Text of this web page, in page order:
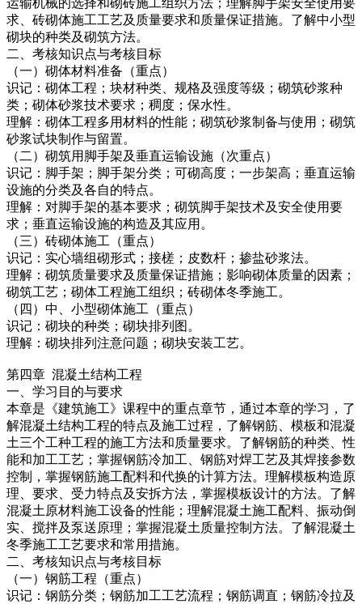
求、砖砌体施工工艺及质量要求和质量保证措施。了解中小型
砌块的种类及砌筑方法。
二、考核知识点与考核目标
（一）砌体材料准备（重点）
识记：砌体工程；块材种类、规格及强度等级；砌筑砂浆种
类；砌体砂浆技术要求；稠度；保水性。
理解：砌体工程多用材料的性能；砌筑砂浆制备与使用；砌筑
砂浆试块制作与留置。
（二）砌筑用脚手架及垂直运输设施（次重点）
识记：脚手架；脚手架分类；可砌高度；一步架高；垂直运输
设施的分类及各自的特点。
理解：对脚手架的基本要求；砌筑脚手架技术及安全使用要
求；垂直运输设施的构造及其应用。
（三）砖砌体施工（重点）
识记：实心墙组砌形式；接槎；皮数杆；掺盐砂浆法。
理解：砌筑质量要求及质量保证措施；影响砌体质量的因素；
砌筑工艺；砌体工程施工组织；砖砌体冬季施工。
（四）中、小型砌体施工（重点）
识记：砌块的种类；砌块排列图。
理解：砌块排列注意问题；砌块安装工艺。
第四章 混凝土结构工程
一、学习目的与要求
本章是《建筑施工》课程中的重点章节，通过本章的学习，了
解混凝土结构工程的特点及施工过程，了解钢筋、模板和混凝
土三个工种工程的施工方法和质量要求。了解钢筋的种类、性
能和加工工艺；掌握钢筋冷加工、钢筋对焊工艺及其焊接参数
控制，掌握钢筋施工配料和代换的计算方法。理解模板构造原
理、要求、受力特点及安拆方法，掌握模板设计的方法。了解
混凝土原材料施工设备的性能；理解混凝土施工配料、振动倒
实、搅拌及泵送原理；掌握混凝土质量控制方法。了解混凝土
冬季施工工艺要求和常用措施。
二、考核知识点与考核目标
（一）钢筋工程（重点）
识记：钢筋分类；钢筋加工工艺流程；钢筋调直；钢筋冷拉及